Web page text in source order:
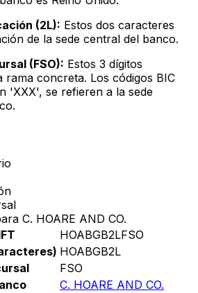
(2L): Estos dos caracteres
de la sede central del banco.
(FSO): Estos 3 dígitos
rama concreta. Los códigos BIC
'XXX', se refieren a la sede
C. HOARE AND CO.
HOABGB2LFSO
HOABGB2L
FSO
C. HOARE AND CO.